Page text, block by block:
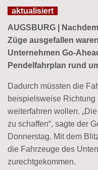
aktualisiert
AUGSBURG |
Züge ausgefallen
Unternehmen Go-
Pendelfahrplan rund
Dadurch müssten die
beispielsweise
weiterfahren wollen.
zu schaffen“, sagte der
Donnerstag. Mit dem
die Fahrzeuge des
zurechtgekommen.